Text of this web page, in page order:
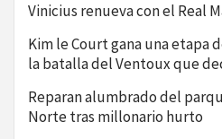
Vinicius renueva con el Real
Kim le Court gana una etapa
la batalla del Ventoux que
Reparan alumbrado del
Norte tras millonario hurto